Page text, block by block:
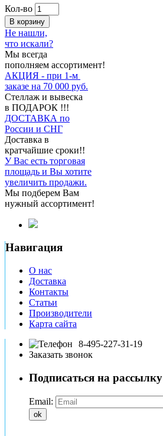
Кол-во
В корзину
Не нашли,
что искали?
Мы всегда
пополняем ассортимент!
АКЦИЯ - при 1-м
заказе на 70 000 руб.
Стеллаж и вывеска
в ПОДАРОК !!!
ДОСТАВКА по
России и СНГ
Доставка в
кратчайшие сроки!!
У Вас есть торговая
площадь и Вы хотите
увеличить продажи.
Мы подберем Вам
нужный ассортимент!
Навигация
О нас
Доставка
Контакты
Статьи
Производители
Карта сайта
8-495-227-31-19
Заказать звонок
Подписаться на рассылку
Email:
ok